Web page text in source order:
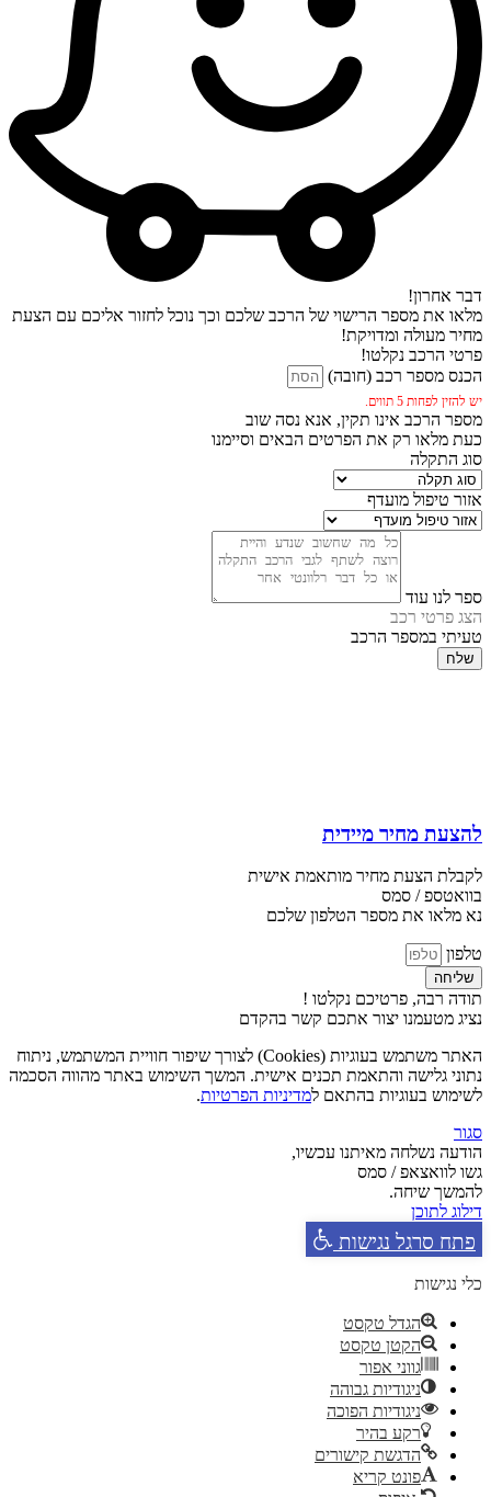
דבר אחרון!
מלאו את מספר הרישוי של הרכב שלכם וכך נוכל לחזור אליכם עם הצעת
מחיר מעולה ומדויקת!
פרטי הרכב נקלטו!
הכנס מספר רכב (חובה)
יש להזין לפחות 5 תווים.
מספר הרכב אינו תקין, אנא נסה שוב
כעת מלאו רק את הפרטים הבאים וסיימנו
סוג התקלה
אזור טיפול מועדף
ספר לנו עוד
הצג פרטי רכב
טעיתי במספר הרכב
שלח
להצעת מחיר מיידית
לקבלת הצעת מחיר מותאמת אישית
בוואטספ / סמס
נא מלאו את מספר הטלפון שלכם
טלפון
שליחה
תודה רבה, פרטיכם נקלטו !
נציג מטעמנו יצור אתכם קשר בהקדם
האתר משתמש בעוגיות (Cookies) לצורך שיפור חוויית המשתמש, ניתוח
נתוני גלישה והתאמת תכנים אישית. המשך השימוש באתר מהווה הסכמה
לשימוש בעוגיות בהתאם למדיניות הפרטיות.
סגור
הודעה נשלחה מאיתנו עכשיו,
גשו לוואצאפ / סמס
להמשך שיחה.
דילוג לתוכן
פתח סרגל נגישות
כלי נגישות
הגדל טקסט
הקטן טקסט
גווני אפור
ניגודיות גבוהה
ניגודיות הפוכה
רקע בהיר
הדגשת קישורים
פונט קריא